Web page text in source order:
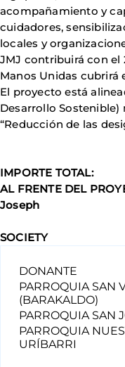
acompañamiento y
cuidadores,
locales y
JMJ contribuirá con el
Manos Unidas cubrirá
El proyecto está
Desarrollo Sostenible)
“Reducción de las
IMPORTE
AL FRENTE DEL
Joseph
JMJ
SOCIETY
DONANTE
PARROQUIA SAN
(BARAKALDO)
PARROQUIA SAN
PARROQUIA
URÍBARRI